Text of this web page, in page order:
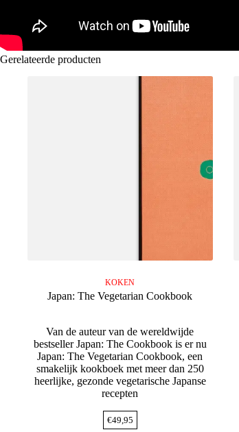
Gerelateerde producten
KOKEN
Japan: The Vegetarian Cookbook
Van de auteur van de wereldwijde
bestseller Japan: The Cookbook is er nu
Japan: The Vegetarian Cookbook, een
smakelijk kookboek met meer dan 250
heerlijke, gezonde vegetarische Japanse
recepten
€49,95